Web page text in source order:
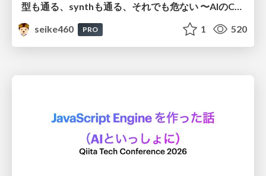
型も通る、synthも通る、それでも危ない 〜AIのCDKの権限とコストを機械で検証する〜 / It Passes Type Checks, It Passes Synth Checks, but It’s Still Risky — Automatically Verifying Permissions and Costs in AI’s CDK —
seike460
PRO 1 520